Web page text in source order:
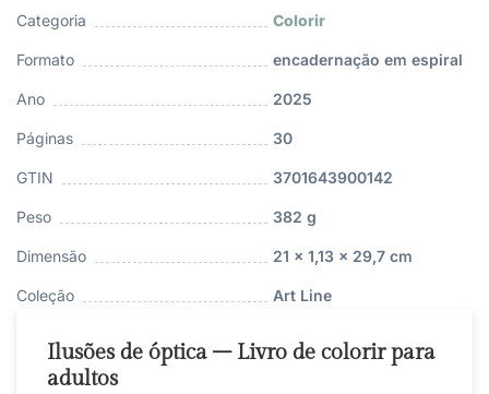
Categoria Colorir
Formato encadernação em espiral
Ano 2025
Páginas 30
GTIN 3701643900142
Peso 382 g
Dimensão 21 x 1,13 x 29,7 cm
Coleção Art Line
Ilusões de óptica – Livro de colorir para
adultos